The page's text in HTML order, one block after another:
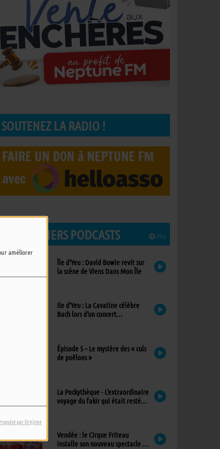
améliorer
par Orejime
SOUTENEZ LA RADIO !
Plus
LES DERNIERS PODCASTS
Île d’Yeu : David Bowie revit sur
la scène de Viens Dans Mon Île
Ile d’Yeu : La Cavatine célèbre
Bach lors d’un concert
Épisode 5 – Le mystère des « culs
de poêlons »
La Pockythèque - L'extraordinaire
voyage du fakir qui était resté
Vendée : le Cirque Friteau
installe son nouveau spectacle à